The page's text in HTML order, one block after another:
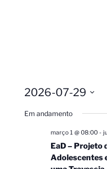
2026-07-29
a
Em andamento
março 1 @ 08:00-
EaD – Projeto
Adolescentes